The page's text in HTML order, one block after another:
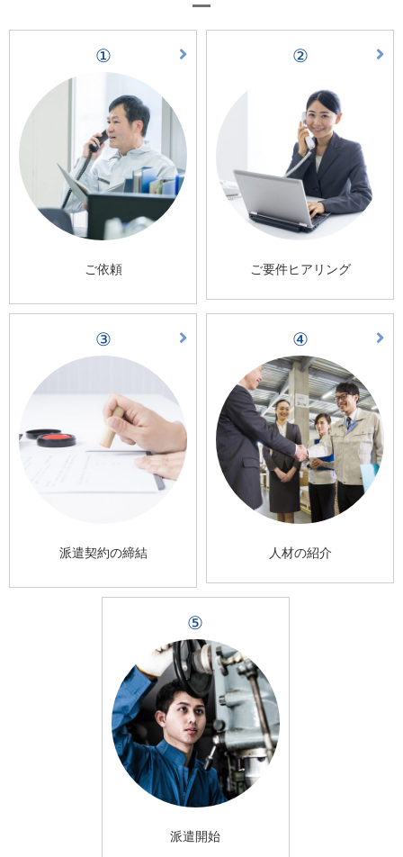
①
ご依頼
②
ご要件ヒアリング
③
派遣契約の締結
④
人材の紹介
⑤
派遣開始